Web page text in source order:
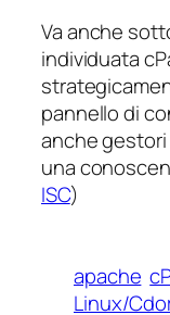
Va anche
individuata
pannello di
anche
una
ISC)
apache
Linux/